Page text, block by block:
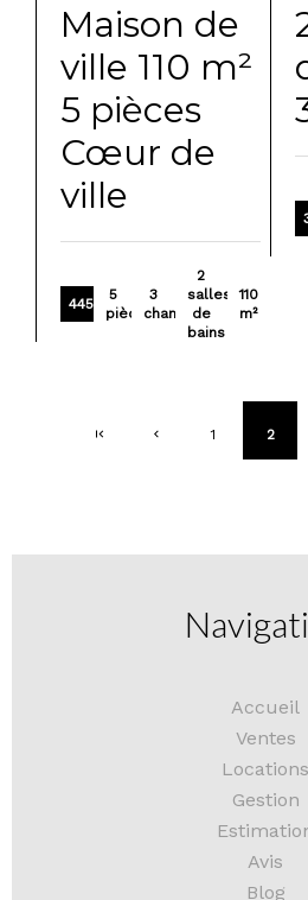
Maison de
ville 110 m²
5 pièces
Cœur de
ville
445 000 €
5
pièces
3
chambres
2
salles
de
bains
110
m²
1 2
Accueil
Ventes
Locations
Gestion
Avis
Blog